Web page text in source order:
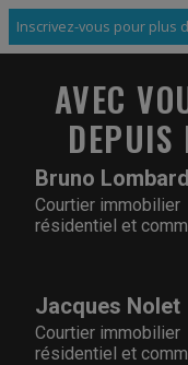
Inscrivez-vous pour plus
Bruno
Courtier immobilier
résidentiel et
Jacques Nolet
Courtier immobilier
résidentiel et
AVEC
DEPUIS